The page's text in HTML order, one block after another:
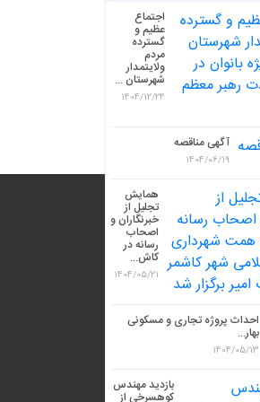
اجتماع
عظیم و
گسترده
مردم
ولایتمدار
شهرستان ...
1404/12/24
آگهی مناقصه
1404/06/19
همایش
تجلیل از
خبرنگاران و
اصحاب
رسانه در
کاش...
1404/05/21
احداث پروژه تجاری و مسکونی
بهار...
1404/05/13
بازدید مهندس
کوهسرخی از